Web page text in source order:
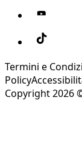
Termini e
Policy
Copyright 2026